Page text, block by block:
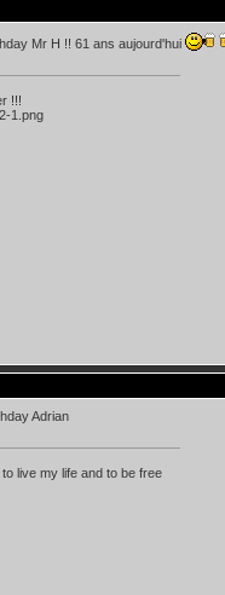
Mr H !! 61 ans aujourd'hui
!!!
Adrian
live my life and to be free